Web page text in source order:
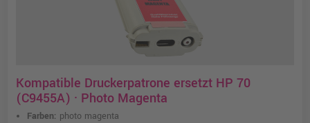
Kompatible Druckerpatrone ersetzt HP 70
(C9455A) · Photo Magenta
Farben: photo magenta